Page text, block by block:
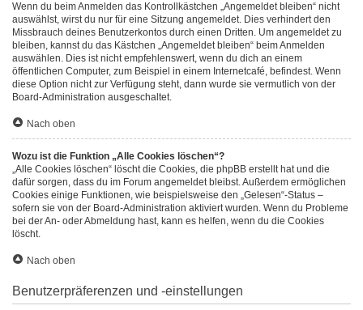
Wenn du beim Anmelden das Kontrollkästchen „Angemeldet bleiben“ nicht
auswählst, wirst du nur für eine Sitzung angemeldet. Dies verhindert den
Missbrauch deines Benutzerkontos durch einen Dritten. Um angemeldet zu
bleiben, kannst du das Kästchen „Angemeldet bleiben“ beim Anmelden
auswählen. Dies ist nicht empfehlenswert, wenn du dich an einem
öffentlichen Computer, zum Beispiel in einem Internetcafé, befindest. Wenn
diese Option nicht zur Verfügung steht, dann wurde sie vermutlich von der
Board-Administration ausgeschaltet.
Nach oben
Wozu ist die Funktion „Alle Cookies löschen“?
„Alle Cookies löschen“ löscht die Cookies, die phpBB erstellt hat und die
dafür sorgen, dass du im Forum angemeldet bleibst. Außerdem ermöglichen
Cookies einige Funktionen, wie beispielsweise den „Gelesen“-Status –
sofern sie von der Board-Administration aktiviert wurden. Wenn du Probleme
bei der An- oder Abmeldung hast, kann es helfen, wenn du die Cookies
löscht.
Nach oben
Benutzerpräferenzen und -einstellungen